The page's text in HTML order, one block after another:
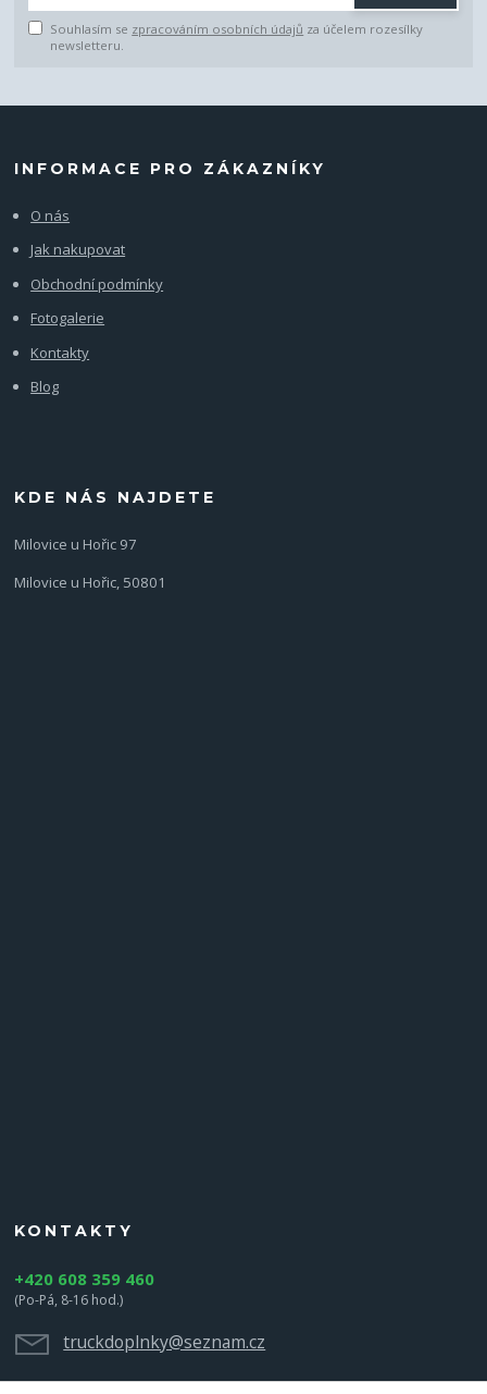
Souhlasím se zpracováním osobních údajů za účelem rozesílky
newsletteru.
INFORMACE PRO ZÁKAZNÍKY
O nás
Jak nakupovat
Obchodní podmínky
Fotogalerie
Kontakty
Blog
KDE NÁS NAJDETE
Milovice u Hořic 97
Milovice u Hořic, 50801
KONTAKTY
+420 608 359 460
(Po-Pá, 8-16 hod.)
truckdoplnky@seznam.cz